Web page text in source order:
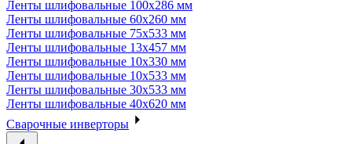
Ленты шлифовальные 100х286 мм
Ленты шлифовальные 60х260 мм
Ленты шлифовальные 75х533 мм
Ленты шлифовальные 13х457 мм
Ленты шлифовальные 10х330 мм
Ленты шлифовальные 10х533 мм
Ленты шлифовальные 30х533 мм
Ленты шлифовальные 40х620 мм
Сварочные инверторы